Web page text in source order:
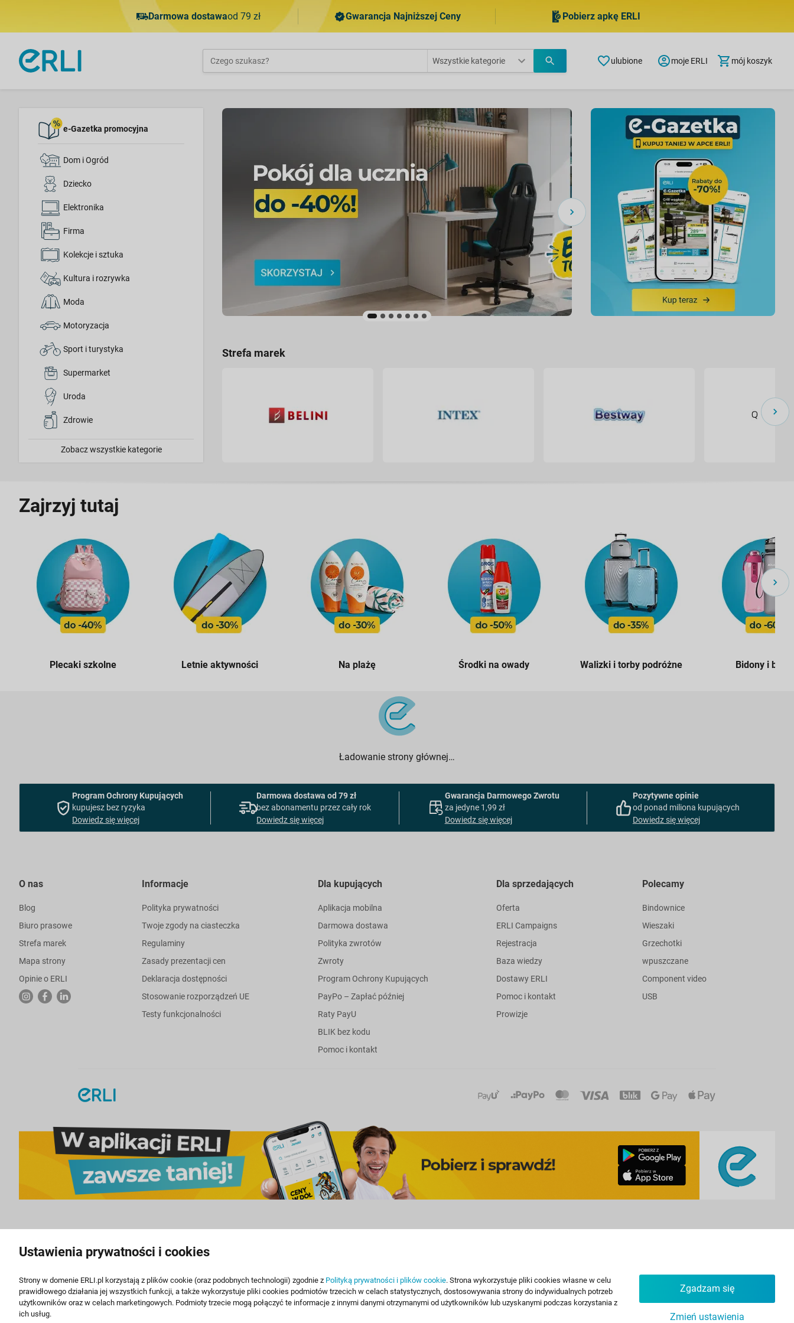
Darmowa dostawaod 79 zł Gwarancja Najniższej Ceny Pobierz apkę ERLI
Wszystkie kategorie ulubione moje ERLI mój koszyk
e-Gazetka promocyjna
Dom i Ogród
Dziecko
Elektronika
Firma
Kolekcje i sztuka
Kultura i rozrywka
Moda
Motoryzacja
Sport i turystyka
Supermarket
Uroda
Zdrowie
Zobacz wszystkie kategorie
Strefa marek
Zajrzyj tutaj
Plecaki szkolne Letnie aktywności Na plażę Środki na owady Walizki i torby podróżne Bidony i
Ładowanie strony głównej…
Program Ochrony Kupujących
kupujesz bez ryzyka
Dowiedz się więcej
Darmowa dostawa od 79 zł
bez abonamentu przez cały rok
Dowiedz się więcej
Gwarancja Darmowego Zwrotu
za jedyne 1,99 zł
Dowiedz się więcej
Pozytywne opinie
od ponad miliona kupujących
Dowiedz się więcej
O nas
Blog
Biuro prasowe
Strefa marek
Mapa strony
Opinie o ERLI
Informacje
Polityka prywatności
Twoje zgody na ciasteczka
Regulaminy
Zasady prezentacji cen
Deklaracja dostępności
Stosowanie rozporządzeń UE
Testy funkcjonalności
Dla kupujących
Aplikacja mobilna
Darmowa dostawa
Polityka zwrotów
Zwroty
Program Ochrony Kupujących
PayPo – Zapłać później
Raty PayU
BLIK bez kodu
Pomoc i kontakt
Dla sprzedających
Oferta
ERLI Campaigns
Rejestracja
Baza wiedzy
Dostawy ERLI
Pomoc i kontakt
Prowizje
Polecamy
Bindownice
Wieszaki
Grzechotki
wpuszczane
Component video
USB
Dom i Ogród
Ściany i elewacje
Elementy elektryczne
Łazienka i toaleta
Elektronika
Komputery stacjonarne
Laptopy
Gadżety filmowe
Filmy na Blu-ray
Żarówki samochodowe
Pióra wycieraczek
Herbata i napary
Kawa
Pasty do zębów
Szczoteczki do zębów
Ustawienia prywatności i cookies
Strony w domenie ERLI.pl korzystają z plików cookie (oraz podobnych technologii) zgodnie z Polityką prywatności i plików cookie. Strona wykorzystuje pliki cookies własne w celu
prawidłowego działania jej wszystkich funkcji, a także wykorzystuje pliki cookies podmiotów trzecich w celach statystycznych, dostosowywania strony do indywidualnych potrzeb
użytkowników oraz w celach marketingowych. Podmioty trzecie mogą połączyć te informacje z innymi danymi otrzymanymi od użytkowników lub uzyskanymi podczas korzystania z
ich usług.
Zgadzam się
Zmień ustawienia